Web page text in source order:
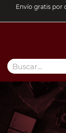
Envío gratis por